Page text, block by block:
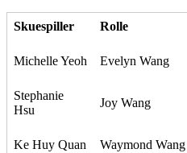
Skuespiller Rolle
Michelle Yeoh Evelyn Wang
Stephanie
Hsu
Joy Wang
Ke Huy Quan Waymond Wang